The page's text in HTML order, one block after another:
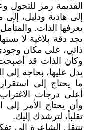
القديمة رمز للتحول
إلى هادية ودليل،
تعرفها الذات.
يجد دقة بلاغية لا
ذاتي، على مكان
وكأن الذات قد
يدل عليها، بحاجة إلى
ما يحتاج إلى
أعلى درجات
وأن يحتاج الأمر إلى
تقلباً، لترشدك إليك.
تنتقل الشاعرة إلى